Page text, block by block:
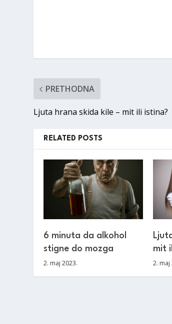
PRETHODNA
Ljuta hrana skida kile – mit ili istina?
RELATED POSTS
6 minuta da alkohol
stigne do mozga
2. maj 2023.
mit
2. maj